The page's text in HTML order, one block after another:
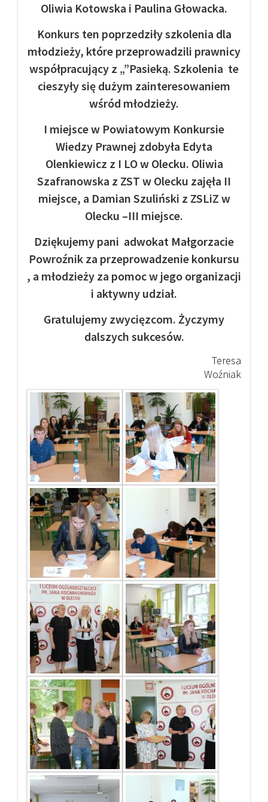
Oliwia Kotowska i Paulina Głowacka.
Konkurs ten poprzedziły szkolenia dla
młodzieży, które przeprowadzili prawnicy
współpracujący z „”Pasieką. Szkolenia te
cieszyły się dużym zainteresowaniem
wśród młodzieży.
I miejsce w Powiatowym Konkursie
Wiedzy Prawnej zdobyła Edyta
Olenkiewicz z I LO w Olecku. Oliwia
Szafranowska z ZST w Olecku zajęła II
miejsce, a Damian Szuliński z ZSLiZ w
Olecku –III miejsce.
Dziękujemy pani adwokat Małgorzacie
Powroźnik za przeprowadzenie konkursu
, a młodzieży za pomoc w jego organizacji
i aktywny udział.
Gratulujemy zwycięzcom. Życzymy
dalszych sukcesów.
Teresa
Woźniak